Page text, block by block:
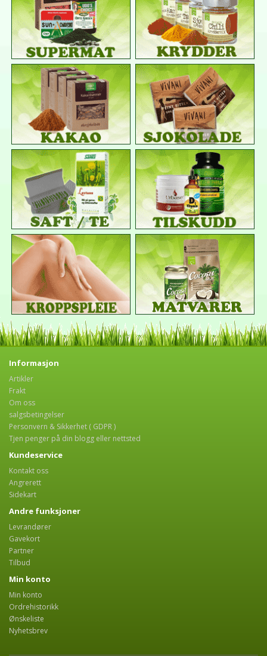
Informasjon
Artikler
Frakt
Om oss
salgsbetingelser
Personvern & Sikkerhet ( GDPR )
Tjen penger på din blogg eller nettsted
Kundeservice
Kontakt oss
Angrerett
Sidekart
Andre funksjoner
Levrandører
Gavekort
Partner
Tilbud
Min konto
Min konto
Ordrehistorikk
Ønskeliste
Nyhetsbrev